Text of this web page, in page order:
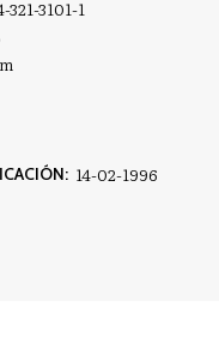
321-3101-1
14-02-1996